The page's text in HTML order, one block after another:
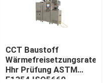
CCT Baustoff
Wärmefreisetzungsrate
Hhr Prüfung ASTM
E1354 ISO5660